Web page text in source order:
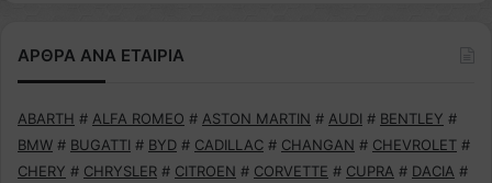
ΑΡΘΡΑ ΑΝΑ ΕΤΑΙΡΙΑ
ABARTH # ALFA ROMEO # ASTON MARTIN # AUDI # BENTLEY #
BMW # BUGATTI # BYD # CADILLAC # CHANGAN # CHEVROLET #
CHERY # CHRYSLER # CITROEN # CORVETTE # CUPRA # DACIA #